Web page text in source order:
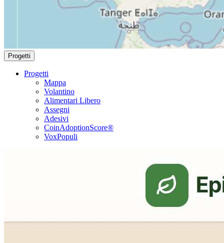
Progetti
Progetti
Mappa
Volantino
Alimentari Libero
Assegni
Adesivi
CoinAdoptionScore®
VoxPopuli